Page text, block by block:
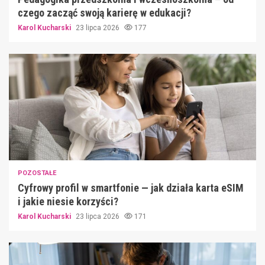
czego zacząć swoją karierę w edukacji?
Karol Kucharski 23 lipca 2026 177
POZOSTAŁE
Cyfrowy profil w smartfonie — jak działa karta eSIM
i jakie niesie korzyści?
Karol Kucharski 23 lipca 2026 171